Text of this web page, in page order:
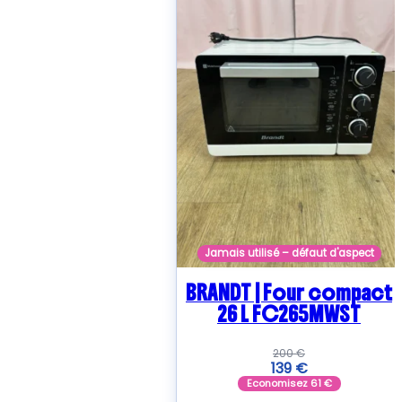
Jamais utilisé – défaut d'aspect
BRANDT | Four compact
26 L FC265MWST
200€
139 €
Economisez 61€